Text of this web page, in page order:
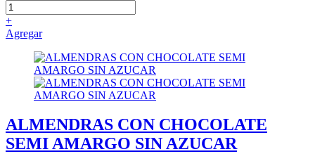
+
Agregar
ALMENDRAS CON CHOCOLATE
SEMI AMARGO SIN AZUCAR